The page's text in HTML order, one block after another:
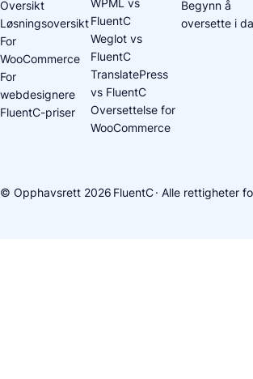
Oversikt
Løsningsoversikt
For
WooCommerce
For
webdesignere
FluentC-priser
WPML vs
FluentC
Weglot vs
FluentC
TranslatePress
vs FluentC
Oversettelse for
WooCommerce
Begynn å
oversette i
© Opphavsrett 2026 FluentC· Alle rettigheter